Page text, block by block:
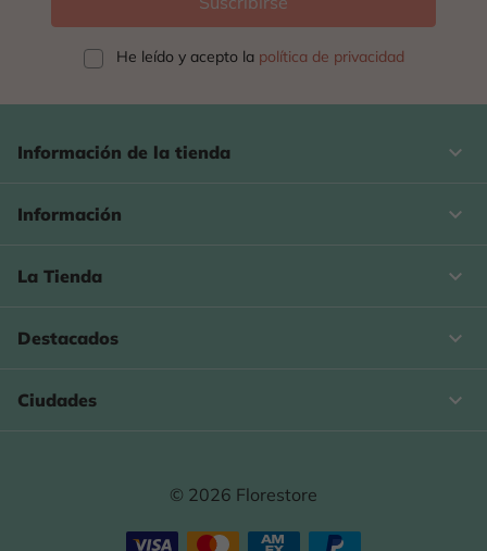
He leído y acepto la política de privacidad
Información de la tienda keyboard_arrow_down
Información 
La Tienda 
Destacados 
Ciudades 
© 2026 Florestore